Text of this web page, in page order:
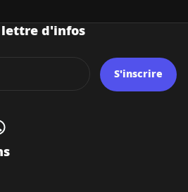
lettre d'infos
S'inscrire